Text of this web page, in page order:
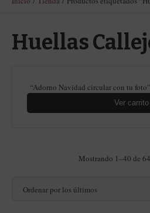
Huellas
“Adorno Navidad circular con tu
Ver carrito
Mostrando 1–40 de